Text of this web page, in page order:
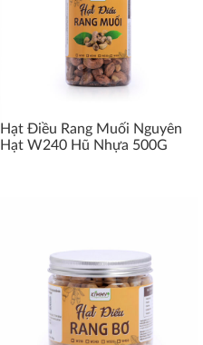
Hạt Điều Rang Muối Nguyên
Hạt W240 Hũ Nhựa 500G